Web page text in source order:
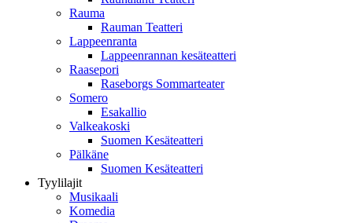
Rauma
Rauman Teatteri
Lappeenranta
Lappeenrannan kesäteatteri
Raasepori
Raseborgs Sommarteater
Somero
Esakallio
Valkeakoski
Suomen Kesäteatteri
Pälkäne
Suomen Kesäteatteri
Tyylilajit
Musikaali
Komedia